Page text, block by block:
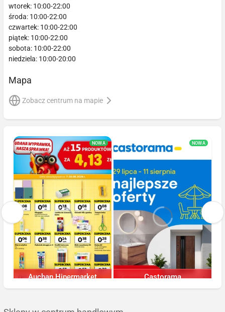
wtorek: 10:00-22:00
środa: 10:00-22:00
czwartek: 10:00-22:00
piątek: 10:00-22:00
sobota: 10:00-22:00
niedziela: 10:00-20:00
Mapa
Zobacz centrum na mapie
NOWA
Auchan Hipermarket
Ostatnie 24h
NOWA
Castorama
Ostatnie 24h